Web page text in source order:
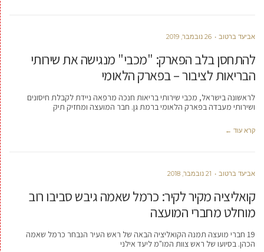
אביעד ברטוב 26 נובמבר, 2019
להתחסן בלב הפארק: "מכבי" מנגישה את שירותי
הבריאות לציבור – בפארק הלאומי
לראשונה בישראל, מכבי שירותי בריאות חנכה מרפאה ניידת לקבלת חיסונים
ושירותי מעבדה בפארק הלאומי ברמת גן. חבר המועצה ומחזיק תיק
קרא עוד ←
אביעד ברטוב 21 נובמבר, 2018
קואליציה מקיר לקיר: כרמל שאמה גיבש סביבו רוב
מוחלט מחברי המועצה
19 חברי מועצה תמנה הקואליציה הבאה של ראש העיר הנבחר כרמל שאמה
הכהן. בסיועו של ראש צוות המו"מ ליעד אילני